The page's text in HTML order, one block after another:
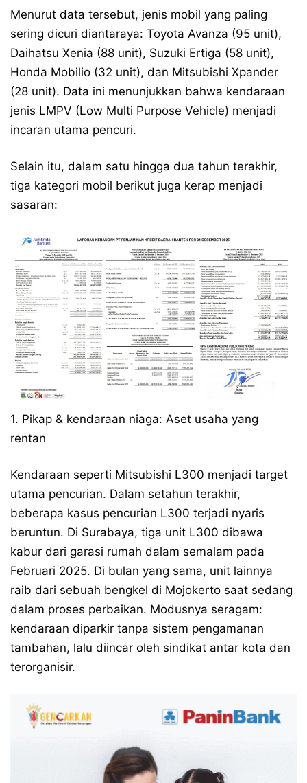
Menurut data tersebut, jenis mobil yang paling
sering dicuri diantaraya: Toyota Avanza (95 unit),
Daihatsu Xenia (88 unit), Suzuki Ertiga (58 unit),
Honda Mobilio (32 unit), dan Mitsubishi Xpander
(28 unit). Data ini menunjukkan bahwa kendaraan
jenis LMPV (Low Multi Purpose Vehicle) menjadi
incaran utama pencuri.
Selain itu, dalam satu hingga dua tahun terakhir,
tiga kategori mobil berikut juga kerap menjadi
sasaran:
1. Pikap & kendaraan niaga: Aset usaha yang
rentan
Kendaraan seperti Mitsubishi L300 menjadi target
utama pencurian. Dalam setahun terakhir,
beberapa kasus pencurian L300 terjadi nyaris
beruntun. Di Surabaya, tiga unit L300 dibawa
kabur dari garasi rumah dalam semalam pada
Februari 2025. Di bulan yang sama, unit lainnya
raib dari sebuah bengkel di Mojokerto saat sedang
dalam proses perbaikan. Modusnya seragam:
kendaraan diparkir tanpa sistem pengamanan
tambahan, lalu diincar oleh sindikat antar kota dan
terorganisir.